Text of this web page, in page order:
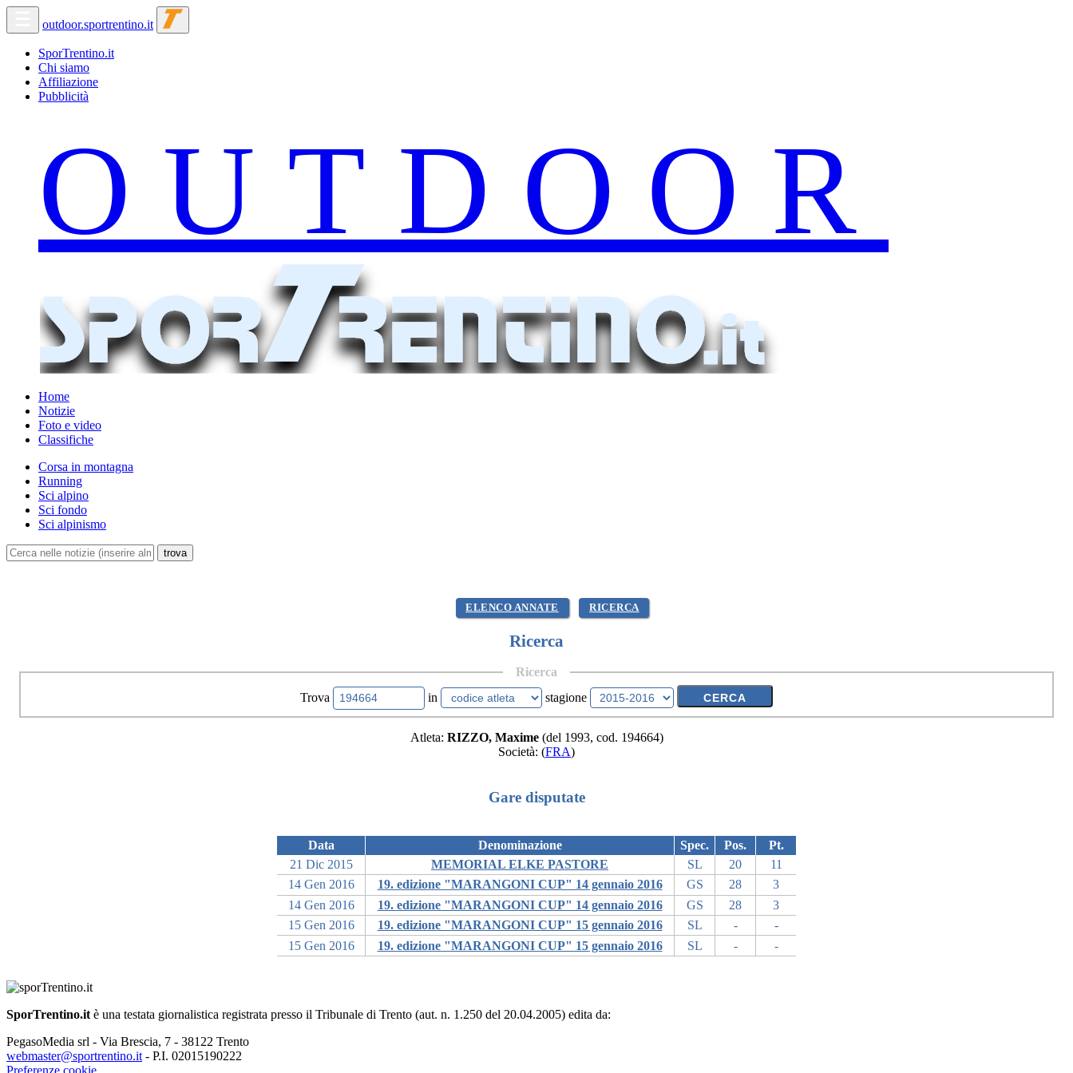
outdoor.sportrentino.it
SporTrentino.it
Chi siamo
Affiliazione
Pubblicità
Home
Notizie
Foto e video
Classifiche
Corsa in montagna
Running
Sci alpino
Sci fondo
Sci alpinismo
ELENCO ANNATE RICERCA
Ricerca
Ricerca
Trova
in stagione
Atleta: RIZZO, Maxime(del 1993, cod. 194664)
Società: (FRA)
Gare disputate
Data Denominazione Spec. Pos.
Pt.
21 Dic 2015
MEMORIAL ELKE PASTORE SL 20
11
14 Gen 2016
19. edizione "MARANGONI CUP" 14 gennaio 2016 GS 28
3
14 Gen 2016
19. edizione "MARANGONI CUP" 14 gennaio 2016 GS 28
3
15 Gen 2016
19. edizione "MARANGONI CUP" 15 gennaio 2016 SL -
-
15 Gen 2016
19. edizione "MARANGONI CUP" 15 gennaio 2016 SL - -
SporTrentino.it è una testata giornalistica registrata presso il Tribunale di Trento (aut. n. 1.250 del 20.04.2005) edita da:
PegasoMedia srl - Via Brescia, 7 - 38122 Trento
webmaster@sportrentino.it - P.I. 02015190222
Preferenze cookie